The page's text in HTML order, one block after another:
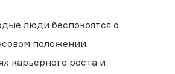
люди беспокоятся о
положении,
карьерного роста и